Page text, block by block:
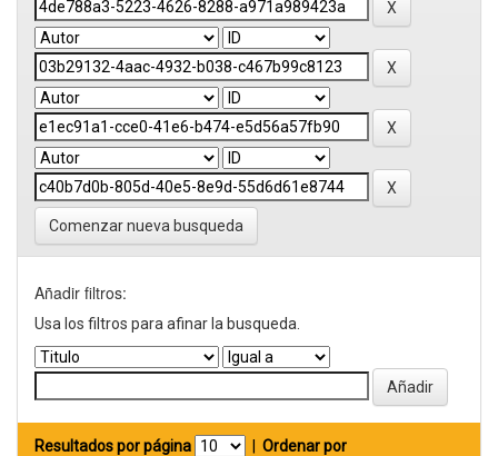
Comenzar nueva busqueda
Añadir filtros:
Usa los filtros para afinar la busqueda.
Resultados por página
Ordenar por